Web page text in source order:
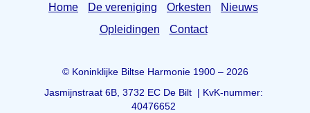
Home De vereniging Orkesten
Nieuws
Opleidingen
Contact
© Koninklijke Biltse Harmonie 1900 – 2026
Jasmijnstraat 6B, 3732 EC De Bilt | KvK-nummer:
40476652